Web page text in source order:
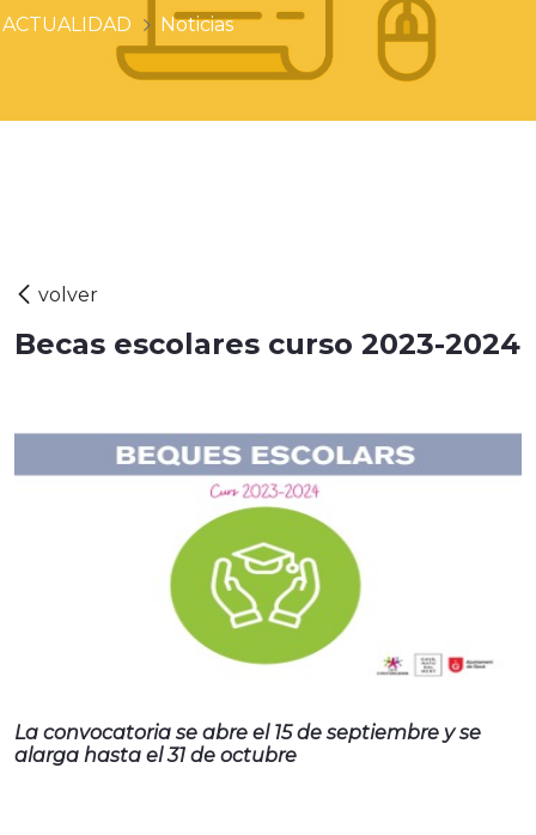
ACTUALIDAD Noticias
Becas escolares curso 2023-2024
La convocatoria se abre el 15 de septiembre y se
alarga hasta el 31 de octubre